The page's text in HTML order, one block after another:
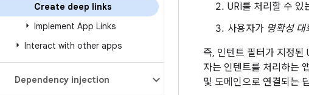
Create deep links
Implement App Links
Interact with other apps
Dependency injection
URI를 처리할 수 있
사용자가 명확성 대
즉, 인텐트 필터가 지정된
자는 인텐트를 처리하는
및 도메인으로 연결되는